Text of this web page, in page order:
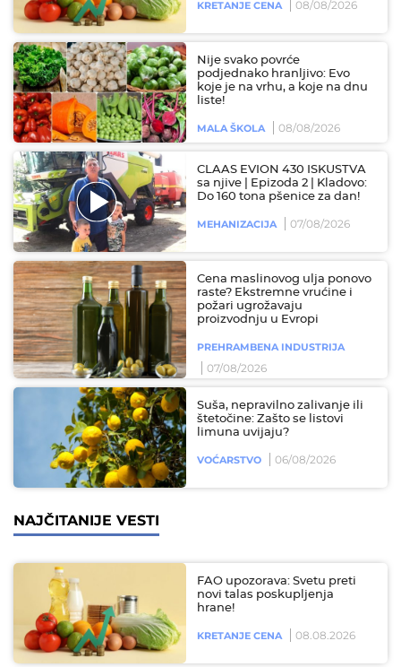
KRETANJE CENA 08/08/2026
Nije svako povrće
podjednako hranljivo: Evo
koje je na vrhu, a koje na dnu
liste!
MALA ŠKOLA 08/08/2026
CLAAS EVION 430 ISKUSTVA
sa njive | Epizoda 2 | Kladovo:
Do 160 tona pšenice za dan!
MEHANIZACIJA 07/08/2026
Cena maslinovog ulja ponovo
raste? Ekstremne vrućine i
požari ugrožavaju
proizvodnju u Evropi
PREHRAMBENA INDUSTRIJA
07/08/2026
Suša, nepravilno zalivanje ili
štetočine: Zašto se listovi
limuna uvijaju?
VOĆARSTVO 06/08/2026
NAJČITANIJE VESTI
FAO upozorava: Svetu preti
novi talas poskupljenja
hrane!
KRETANJE CENA 08.08.2026